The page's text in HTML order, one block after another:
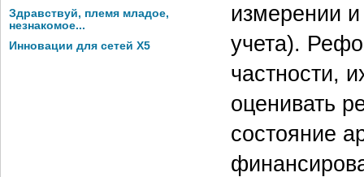
Здравствуй, племя младое,
незнакомое...
Инновации для сетей X5
измерении и
учета).
частности,
оценивать
состояние